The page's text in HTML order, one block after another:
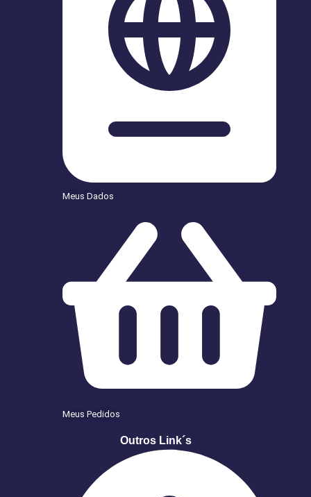
Meus Dados
Meus Pedidos
Outros Link´s